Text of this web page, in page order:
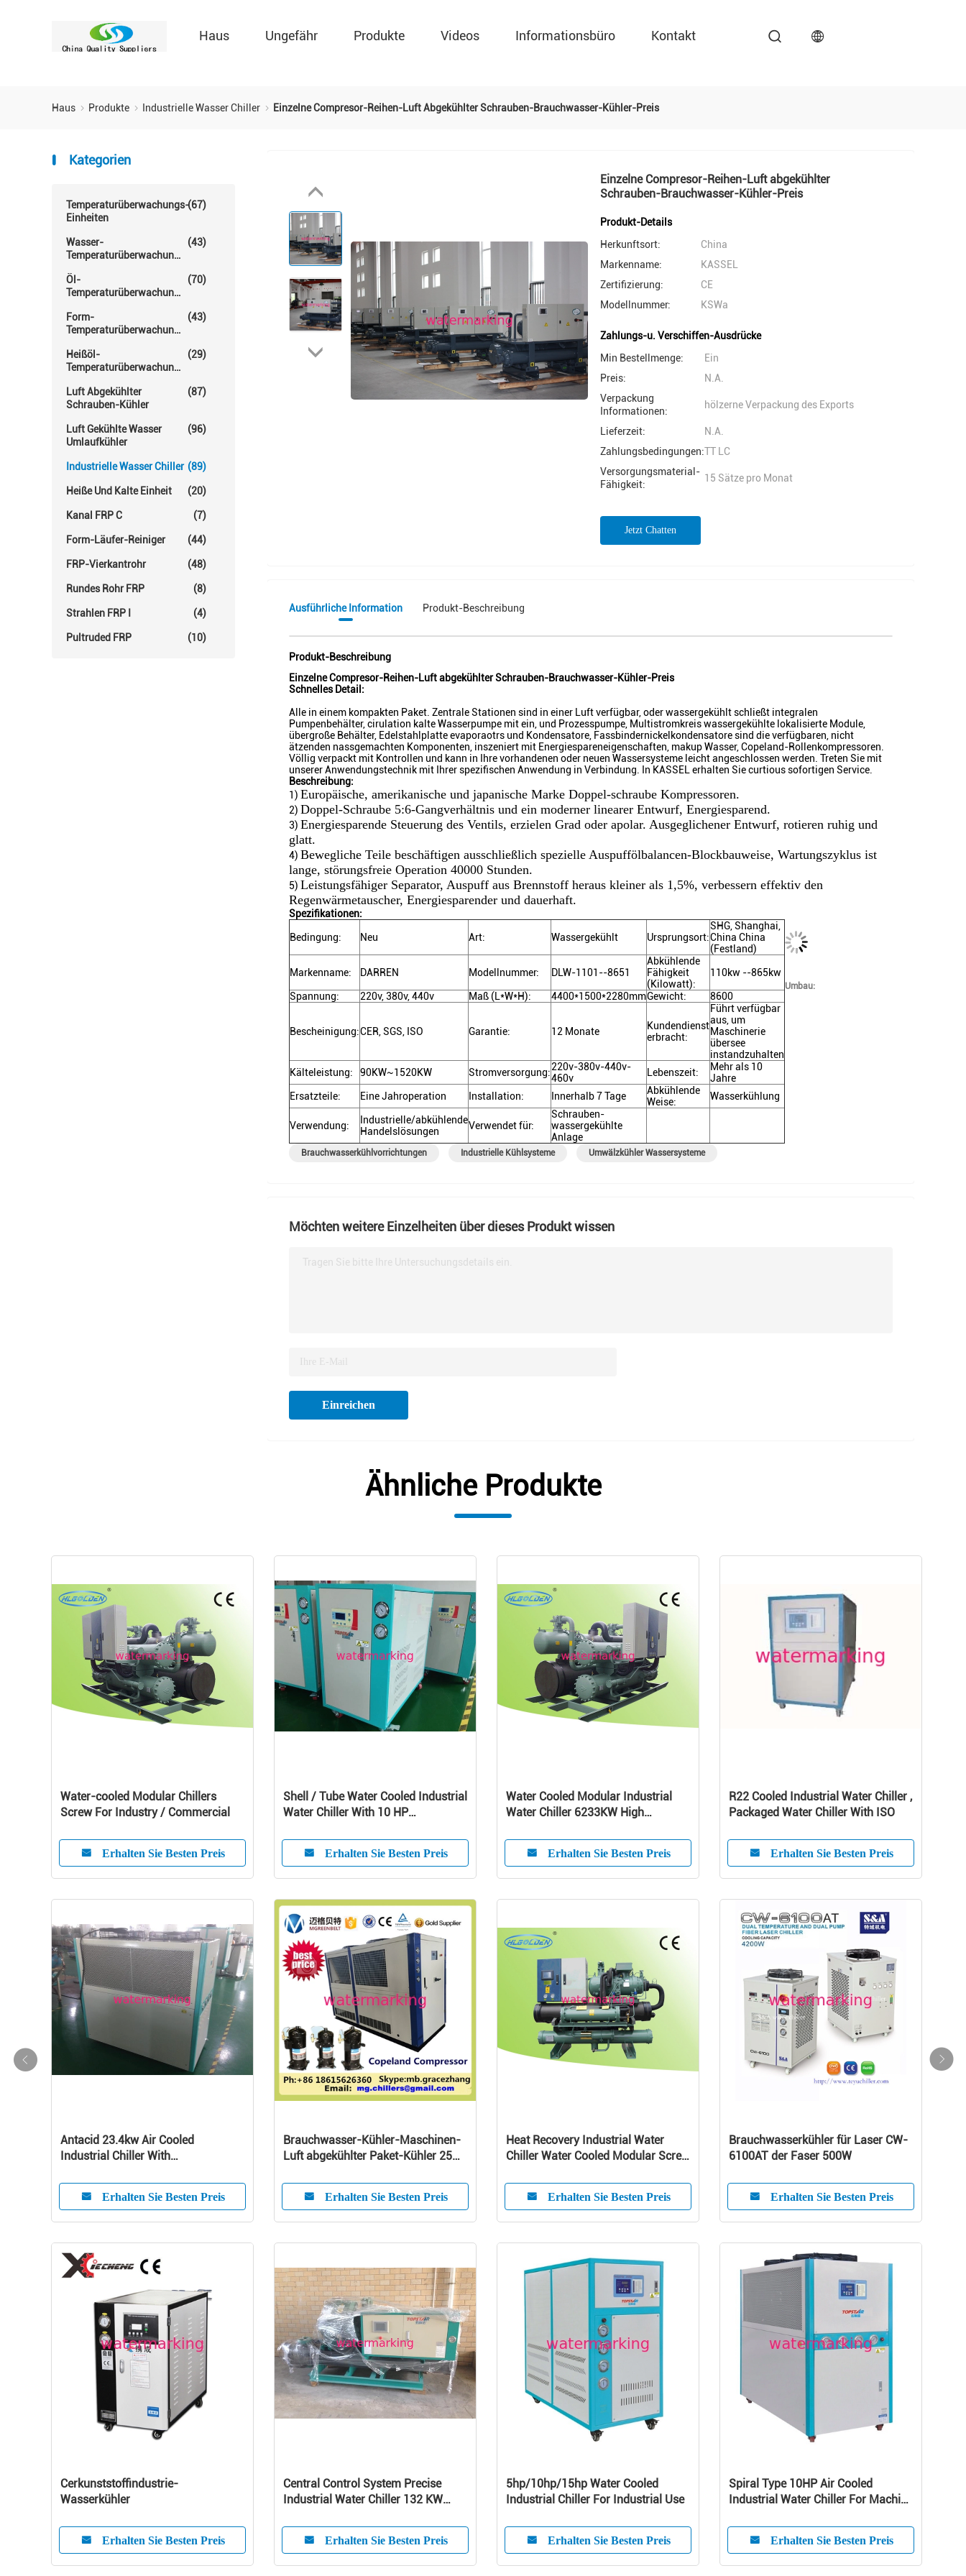
Haus Ungefähr Produkte Videos Informationsbüro Kontakt
Haus Produkte Industrielle Wasser Chiller Einzelne Compresor-Reihen-Luft Abgekühlter Schrauben-Brauchwasser-Kühler-Preis
Kategorien
Temperaturüberwachungs-
Einheiten
(67)
Wasser-
Temperaturüberwachungs-
(43)
Öl-
Temperaturüberwachungs-
(70)
Form-
Temperaturüberwachungs-
(43)
Heißöl-
Temperaturüberwachungs-
(29)
Luft Abgekühlter
Schrauben-Kühler
(87)
Luft Gekühlte Wasser
Umlaufkühler
(96)
Industrielle Wasser Chiller (89)
Heiße Und Kalte Einheit (20)
Kanal FRP C (7)
Form-Läufer-Reiniger (44)
FRP-Vierkantrohr (48)
Rundes Rohr FRP (8)
Strahlen FRP I (4)
Pultruded FRP (10)
Einzelne Compresor-Reihen-Luft abgekühlter
Schrauben-Brauchwasser-Kühler-Preis
Produkt-Details
Herkunftsort:
China
Markenname:
KASSEL
Zertifizierung:
CE
Modellnummer:
KSWa
Zahlungs-u. Verschiffen-Ausdrücke
Min Bestellmenge:
Ein
Preis:
N.A.
Verpackung
Informationen:
hölzerne Verpackung des Exports
Lieferzeit:
N.A.
Zahlungsbedingungen:TT LC
Versorgungsmaterial-
Fähigkeit:
15 Sätze pro Monat
Jetzt Chatten
Ausführliche Information Produkt-Beschreibung
Produkt-Beschreibung
Einzelne Compresor-Reihen-Luft abgekühlter Schrauben-Brauchwasser-Kühler-Preis
Schnelles Detail:
Alle in einem kompakten Paket. Zentrale Stationen sind in einer Luft verfügbar, oder wassergekühlt schließt integralen
Pumpenbehälter, cirulation kalte Wasserpumpe mit ein, und Prozesspumpe, Multistromkreis wassergekühlte lokalisierte Module,
übergroße Behälter, Edelstahlplatte evaporaotrs und Kondensatore, Fassbindernickelkondensatore sind die verfügbaren, nicht
ätzenden nassgemachten Komponenten, inszeniert mit Energiespareneigenschaften, makup Wasser, Copeland-Rollenkompressoren.
Völlig verpackt mit Kontrollen und kann in Ihre vorhandenen oder neuen Wassersysteme leicht angeschlossen werden. Treten Sie mit
unserer Anwendungstechnik mit Ihrer spezifischen Anwendung in Verbindung. In KASSEL erhalten Sie curtious sofortigen Service.
Beschreibung:
1) Europäische, amerikanische und japanische Marke Doppel-schraube Kompressoren.
2) Doppel-Schraube 5:6-Gangverhältnis und ein moderner linearer Entwurf, Energiesparend.
3) Energiesparende Steuerung des Ventils, erzielen Grad oder apolar. Ausgeglichener Entwurf, rotieren ruhig und
glatt.
4) Bewegliche Teile beschäftigen ausschließlich spezielle Auspuffölbalancen-Blockbauweise, Wartungszyklus ist
lange, störungsfreie Operation 40000 Stunden.
5) Leistungsfähiger Separator, Auspuff aus Brennstoff heraus kleiner als 1,5%, verbessern effektiv den
Regenwärmetauscher, Energiesparender und dauerhaft.
Spezifikationen:
Bedingung: Neu Art: Wassergekühlt Ursprungsort:
SHG, Shanghai,
China China
(Festland)
Markenname: DARREN Modellnummer: DLW-1101--8651
Abkühlende
Fähigkeit
(Kilowatt):
110kw --865kw
Spannung: 220v, 380v, 440v Maß (L*W*H): 4400*1500*2280mmGewicht: 8600
Bescheinigung:CER, SGS, ISO Garantie: 12 Monate
Kundendienst
erbracht:
Führt verfügbar
aus, um
Maschinerie
übersee
instandzuhalten
Kälteleistung:
90KW~1520KW Stromversorgung:220v-380v-440v-
460v
Lebenszeit:
Mehr als 10
Jahre
Ersatzteile:
Eine Jahroperation Installation: Innerhalb 7 Tage
Abkühlende
Weise:
Wasserkühlung
Verwendung:
Industrielle/abkühlende
Handelslösungen
Verwendet für:
Schrauben-
wassergekühlte
Anlage
Umbau:
Brauchwasserkühlvorrichtungen Industrielle Kühlsysteme Umwälzkühler Wassersysteme
Möchten weitere Einzelheiten über dieses Produkt wissen
Tragen Sie bitte Ihre Untersuchungsdetails ein.
Einreichen
Ähnliche Produkte
Water-cooled Modular Chillers
Screw For Industry / Commercial
Erhalten Sie Besten Preis
Shell / Tube Water Cooled Industrial
Water Chiller With 10 HP
Erhalten Sie Besten Preis
Water Cooled Modular Industrial
Water Chiller 6233KW High
Erhalten Sie Besten Preis
R22 Cooled Industrial Water Chiller ,
Packaged Water Chiller With ISO
Erhalten Sie Besten Preis
Antacid 23.4kw Air Cooled
Industrial Chiller With
Erhalten Sie Besten Preis
Brauchwasser-Kühler-Maschinen-
Luft abgekühlter Paket-Kühler 25
Erhalten Sie Besten Preis
Heat Recovery Industrial Water
Chiller Water Cooled Modular Screw
Erhalten Sie Besten Preis
Brauchwasserkühler für Laser CW-
6100AT der Faser 500W
Erhalten Sie Besten Preis
Cerkunststoffindustrie-
Wasserkühler
Erhalten Sie Besten Preis
Central Control System Precise
Industrial Water Chiller 132 KW
Erhalten Sie Besten Preis
5hp/10hp/15hp Water Cooled
Industrial Chiller For Industrial Use
Erhalten Sie Besten Preis
Spiral Type 10HP Air Cooled
Industrial Water Chiller For Machine
Erhalten Sie Besten Preis